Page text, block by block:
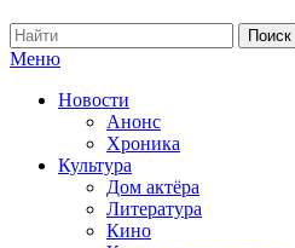
Меню
Новости
Анонс
Хроника
Культура
Дом актёра
Литература
Кино